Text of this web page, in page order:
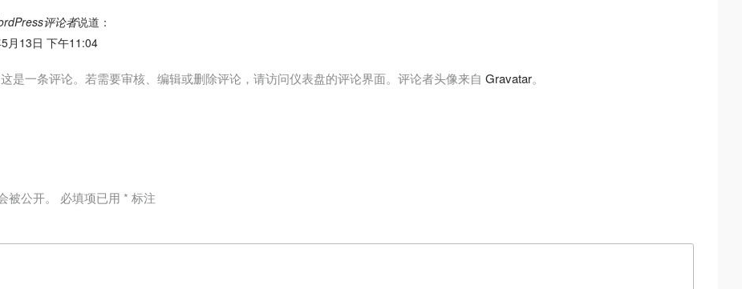
评论者说道：
月13日 下午11:04
是一条评论。若需要审核、编辑或删除评论，请访问仪表盘的评论界面。评论者头像来自 Gravatar。
公开。 必填项已用 * 标注